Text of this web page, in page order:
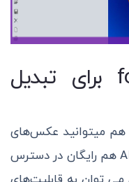
هوش مصنوعی fotor برای تبدیل
هم میتوانید عکس‌های
افقی را به عمودی تبدیل کنید این AI هم رایگان در دسترس